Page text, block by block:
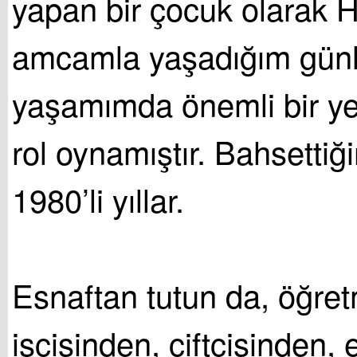
amcamla yaşadığım
yaşamımda önemli bir
rol oynamıştır.
1980’li yıllar.
Esnaftan tutun da,
işçisinden, çiftçisinden,